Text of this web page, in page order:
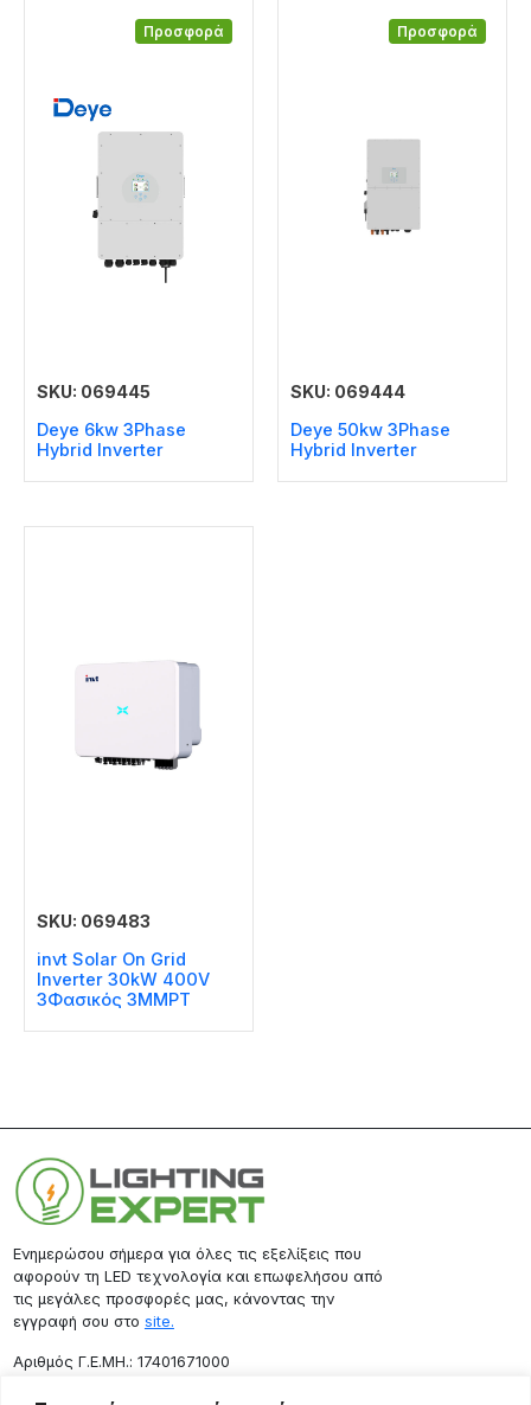
Προσφορά
SKU: 069445
Deye 6kw 3Phase
Hybrid Inverter
Προσφορά
SKU: 069444
Deye 50kw 3Phase
Hybrid Inverter
SKU: 069483
invt Solar On Grid
Inverter 30kW 400V
3Φασικός 3MMPT
Ενημερώσου σήμερα για όλες τις εξελίξεις που
αφορούν τη LED τεχνολογία και επωφελήσου από
τις μεγάλες προσφορές μας, κάνοντας την
εγγραφή σου στο site.
Aριθμός Γ.Ε.ΜΗ.: 17401671000